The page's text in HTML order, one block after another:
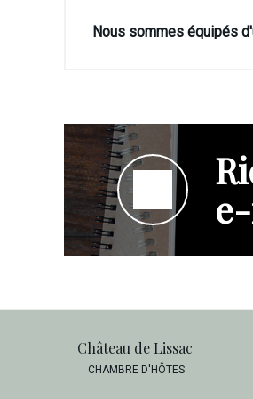
Nous sommes équipés
Château de Lissac
CHAMBRE D'HÔTES